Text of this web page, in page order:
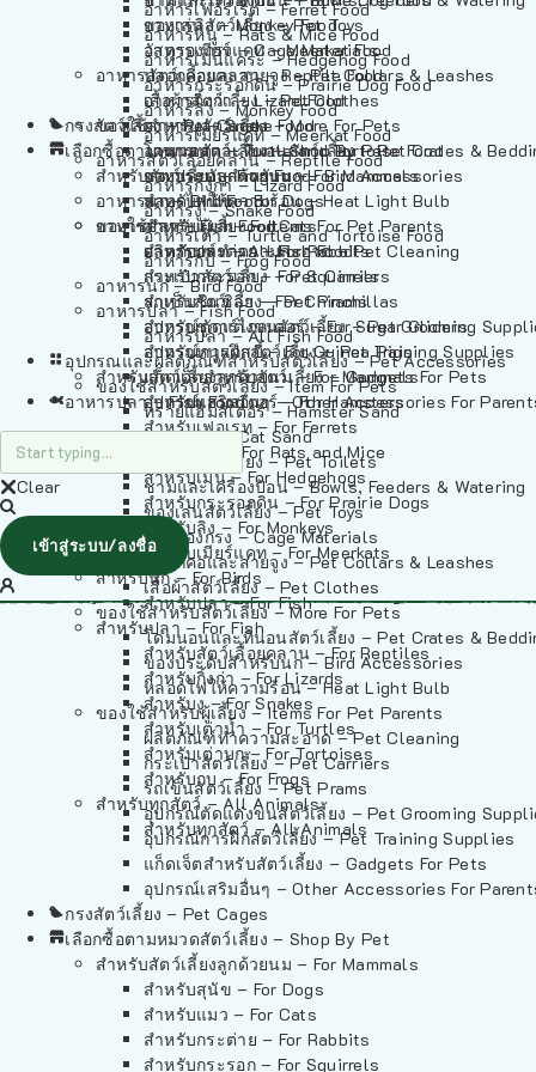
อาหารเฟอร์เร็ต – Ferret Food
อาหารหนู – Rats & Mice Food
อาหารเม่นแคระ – Hedgehog Food
อาหารกระรอกดิน – Prairie Dog Food
อาหารลิง – Monkey Food
อาหารเมียร์แคท – Meerkat Food
อาหารสัตว์เลี้อยคลาน – Reptile Food
อาหารกิ้งก่า – Lizard Food
อาหารงู – Snake Food
อาหารเต่า – Turtle and Tortoise Food
อาหารกบ – Frog Food
อาหารนก – Bird Food
อาหารปลา – Fish Food
อาหารปลา – All Fish Food
อุปกรณและผลิตภัณฑ์สำหรับสัตว์เลี้ยง – Pet Accessories
ของใช้สำหรับสัตว์เลี้ยง – Item For Pets
ทรายแฮมสเตอร์ – Hamster Sand
ทรายแมว – Cat Sand
ห้องน้ำสัตว์เลี้ยง – Pet Toilets
ชามและเครื่องป้อน – Bowls, Feeders & Watering
ของเล่นสัตว์เลี้ยง – Pet Toys
วัสดุรองกรง – Cage Materials
ปลอกคอและสายจูง – Pet Collars & Leashes
เสื้อผ้าสัตว์เลี้ยง – Pet Clothes
ของใช้สำหรับสัตว์เลี้ยง – More For Pets
โดมนอนและที่นอนสัตว์เลี้ยง – Pet Crates &
ของประดับสำหรับนก – Bird Accessories
หลอดไฟให้ความร้อน – Heat Light Bulb
ของใช้สำหรับผู้เลี้ยง – Items For Pet Parents
ผลิตภัณฑ์ทำความสะอาด – Pet Cleaning
กระเป๋าสัตว์เลี้ยง – Pet Carriers
รถเข็นสัตว์เลี้ยง – Pet Prams
อุปกรณ์ตัดแต่งขนสัตว์เลี้ยง – Pet Grooming
อุปกรณ์การฝึกสัตว์เลี้ยง – Pet Training Supplies
แก็ดเจ็ตสำหรับสัตว์เลี้ยง – Gadgets For Pets
อุปกรณ์เสริมอื่นๆ – Other Accessories For
กรงสัตว์เลี้ยง – Pet Cages
เลือกซื้อตามหมวดสัตว์เลี้ยง – Shop By Pet
สำหรับสัตว์เลี้ยงลูกด้วยนม – For Mammals
สำหรับสุนัข – For Dogs
สำหรับแมว – For Cats
สำหรับกระต่าย – For Rabbits
สำหรับกระรอก – For Squirrels
อาหารลิง – Monkey Food
อาหารเมียร์แคท – Meerkat Food
อาหารสัตว์เลี้อยคลาน – Reptile Food
อาหารกิ้งก่า – Lizard Food
อาหารงู – Snake Food
อาหารเต่า – Turtle and Tortoise Food
อาหารกบ – Frog Food
อาหารนก – Bird Food
อาหารปลา – Fish Food
อาหารปลา – All Fish Food
ของเล่นสัตว์เลี้ยง – Pet Toys
วัสดุรองกรง – Cage Materials
ปลอกคอและสายจูง – Pet Collars & Leashes
เสื้อผ้าสัตว์เลี้ยง – Pet Clothes
ของใช้สำหรับสัตว์เลี้ยง – More For Pets
โดมนอนและที่นอนสัตว์เลี้ยง – Pet Crates &
ของประดับสำหรับนก – Bird Accessories
หลอดไฟให้ความร้อน – Heat Light Bulb
ของใช้สำหรับผู้เลี้ยง – Items For Pet Parents
ผลิตภัณฑ์ทำความสะอาด – Pet Cleaning
กระเป๋าสัตว์เลี้ยง – Pet Carriers
รถเข็นสัตว์เลี้ยง – Pet Prams
อุปกรณ์ตัดแต่งขนสัตว์เลี้ยง – Pet Grooming
อุปกรณ์การฝึกสัตว์เลี้ยง – Pet Training Supplies
แก็ดเจ็ตสำหรับสัตว์เลี้ยง – Gadgets For Pets
อุปกรณ์เสริมอื่นๆ – Other Accessories For
กรงสัตว์เลี้ยง – Pet Cages
เลือกซื้อตามหมวดสัตว์เลี้ยง – Shop By Pet
สำหรับสัตว์เลี้ยงลูกด้วยนม – For Mammals
สำหรับสุนัข – For Dogs
สำหรับแมว – For Cats
สำหรับกระต่าย – For Rabbits
สำหรับกระรอก – For Squirrels
สำหรับชินชิล่า – For Chinchillas
สำหรับชูการ์ไกลเดอร์ – For Sugar Gliders
สำหรับหนูแกสบี้ – For Guinea Pigs
สำหรับสัตว์เลี้ยงลูกด้วยนม – For Mammals
สำหรับแฮมสเตอร์ – For Hamsters
สำหรับเฟอเรท – For Ferrets
สำหรับหนู – For Rats and Mice
สำหรับเม่น – For Hedgehogs
สำหรับกระรอกดิน – For Prairie Dogs
สำหรับลิง – For Monkeys
สำหรับเมียร์แคท – For Meerkats
สำหรับนก – For Birds
สำหรับปลา – For Fish
สำหรับปลา – For Fish
สำหรับสัตว์เลื้อยคลาน – For Reptiles
สำหรับกิ้งก่า – For Lizards
สำหรับงู – For Snakes
สำหรับเต่าน้ำ – For Turtles
สำหรับเต่าบก – For Tortoises
สำหรับกบ – For Frogs
สำหรับทุกสัตว์ – All Animals
สำหรับทุกสัตว์ – All Animals
อาหารปลา – Fish Food
Clear
เข้าสู่ระบบ/ลงชื่อ